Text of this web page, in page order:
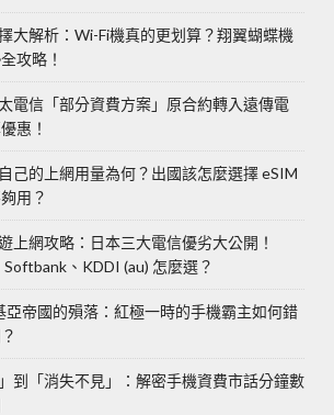
大解析：Wi-Fi機真的更划算？翔翼蝴蝶機
攻略！
電信「部分資費方案」原合約轉入遠傳電
惠！
己的上網用量為何？出國該怎麼選擇 eSIM
用？
上網攻略：日本三大電信優劣大公開！
、KDDI (au) 怎麼選？
帝國的殞落：紅極一時的手機霸主如何錯
到「消失不見」：解密手機資費市話分鐘數